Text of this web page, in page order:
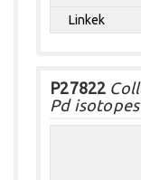
Linkek
P27822
Pd